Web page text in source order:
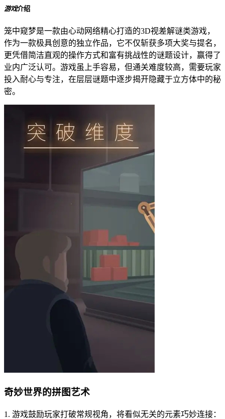
游戏介绍
笼中窥梦是一款由心动网络精心打造的3D视差解谜类游戏，
作为一款极具创意的独立作品，它不仅斩获多项大奖与提名，
更凭借简洁直观的操作方式和富有挑战性的谜题设计，赢得了
业内广泛认可。游戏虽上手容易，但通关难度较高，需要玩家
投入耐心与专注，在层层谜题中逐步揭开隐藏于立方体中的秘
密。
奇妙世界的拼图艺术
1. 游戏鼓励玩家打破常规视角，将看似无关的元素巧妙连接：